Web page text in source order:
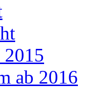
2015
ab 2016